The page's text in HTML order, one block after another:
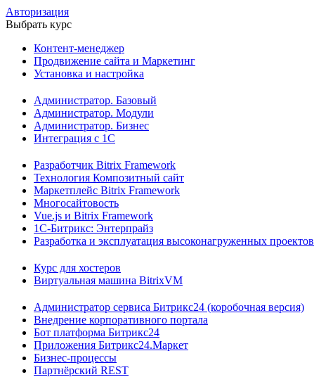
Авторизация
Выбрать курс
Контент-менеджер
Продвижение сайта и Маркетинг
Установка и настройка
Администратор. Базовый
Администратор. Модули
Администратор. Бизнес
Интеграция с 1С
Разработчик Bitrix Framework
Технология Композитный сайт
Маркетплейс Bitrix Framework
Многосайтовость
Vue.js и Bitrix Framework
1С-Битрикс: Энтерпрайз
Разработка и эксплуатация высоконагруженных проектов
Курс для хостеров
Виртуальная машина BitrixVM
Администратор сервиса Битрикс24 (коробочная версия)
Внедрение корпоративного портала
Бот платформа Битрикс24
Приложения Битрикс24.Маркет
Бизнес-процессы
Партнёрский REST